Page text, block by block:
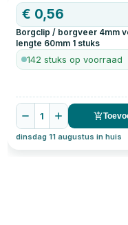
€ 0,56
Borgclip / borgveer 4mm
lengte 60mm 1 stuks
142 stuks op voorraad
1
dinsdag 11 augustus in huis